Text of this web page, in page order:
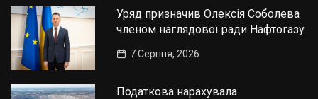
Уряд призначив Олексія Соболева
членом наглядової ради Нафтогазу
7 Серпня, 2026
Податкова нарахувала